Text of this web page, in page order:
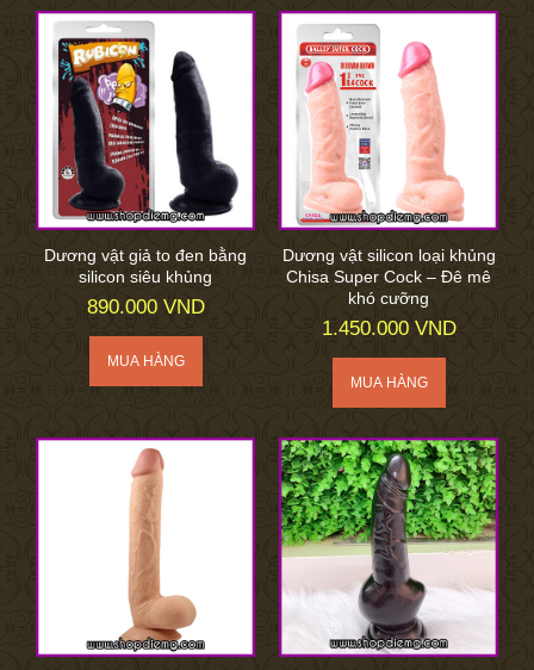
Dương vật giả to đen bằng
silicon siêu khủng
890.000 VND
Dương vật silicon loại khủng
Chisa Super Cock – Đê mê
khó cưỡng
1.450.000 VND